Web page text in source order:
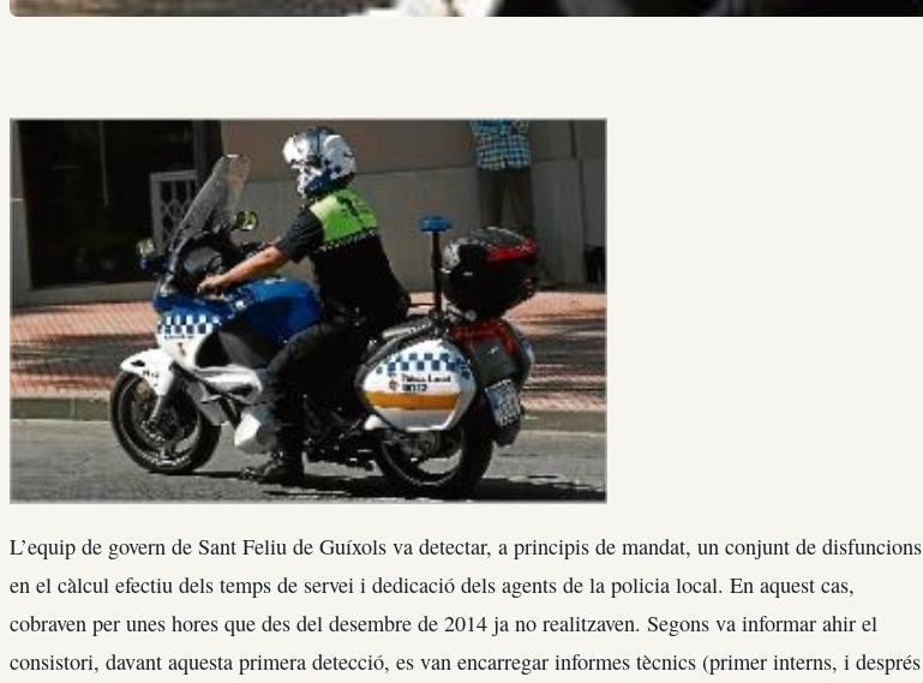
L’equip de govern de Sant Feliu de Guíxols va detectar, a principis de mandat, un conjunt de disfuncions
en el càlcul efectiu dels temps de servei i dedicació dels agents de la policia local. En aquest cas,
cobraven per unes hores que des del desembre de 2014 ja no realitzaven. Segons va informar ahir el
consistori, davant aquesta primera detecció, es van encarregar informes tècnics (primer interns, i després